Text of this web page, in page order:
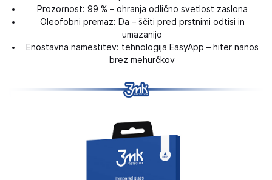
Prozornost: 99 % – ohranja odlično svetlost zaslona
Oleofobni premaz: Da – ščiti pred prstnimi odtisi in
umazanijo
Enostavna namestitev: tehnologija EasyApp – hiter nanos
brez mehurčkov